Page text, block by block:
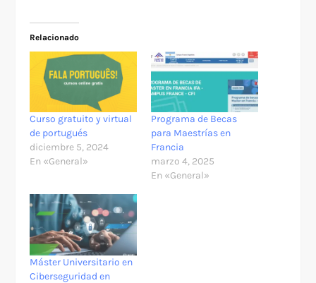
Relacionado
Curso gratuito y virtual
de portugués
diciembre 5, 2024
En «General»
Programa de Becas
para Maestrías en
Francia
marzo 4, 2025
En «General»
Máster Universitario en
Ciberseguridad en